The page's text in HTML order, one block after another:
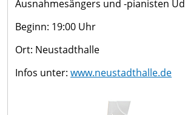
Ausnahmesängers und -pianisten
Beginn: 19:00 Uhr
Ort: Neustadthalle
Infos unter: www.neustadthalle.de